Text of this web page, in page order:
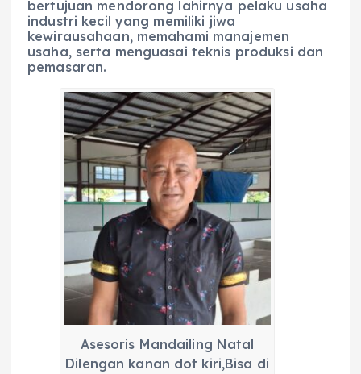
bertujuan mendorong lahirnya pelaku usaha
industri kecil yang memiliki jiwa
kewirausahaan, memahami manajemen
usaha, serta menguasai teknis produksi dan
pemasaran.
Asesoris Mandailing Natal
Dilengan kanan dot kiri,Bisa di